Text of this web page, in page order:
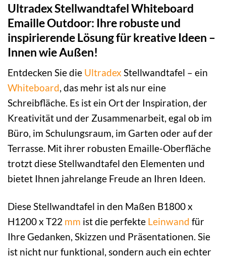
Ultradex Stellwandtafel Whiteboard
Emaille Outdoor: Ihre robuste und
inspirierende Lösung für kreative Ideen –
Innen wie Außen!
Entdecken Sie die Ultradex Stellwandtafel – ein
Whiteboard, das mehr ist als nur eine
Schreibfläche. Es ist ein Ort der Inspiration, der
Kreativität und der Zusammenarbeit, egal ob im
Büro, im Schulungsraum, im Garten oder auf der
Terrasse. Mit ihrer robusten Emaille-Oberfläche
trotzt diese Stellwandtafel den Elementen und
bietet Ihnen jahrelange Freude an Ihren Ideen.
Diese Stellwandtafel in den Maßen B1800 x
H1200 x T22 mm ist die perfekte Leinwand für
Ihre Gedanken, Skizzen und Präsentationen. Sie
ist nicht nur funktional, sondern auch ein echter